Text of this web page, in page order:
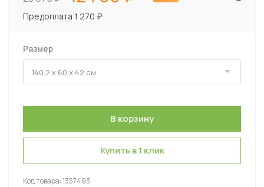
Предоплата 1 270 ₽
Размер
Купить в 1 клик
Код товара:1357493